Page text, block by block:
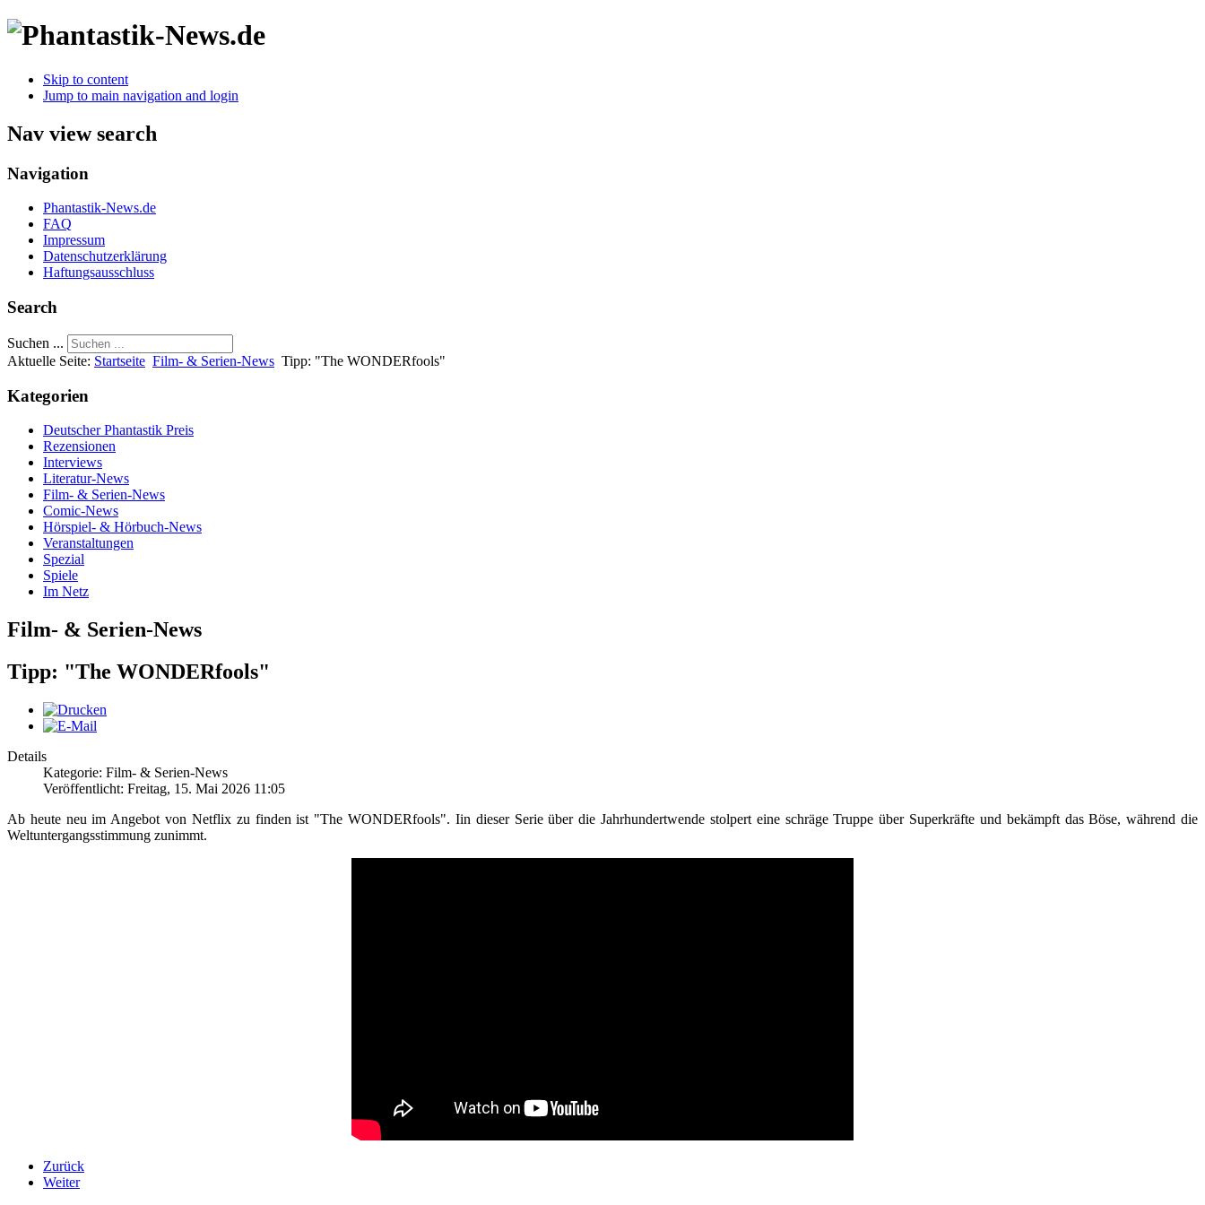
Skip to content
Jump to main navigation and login
Nav view search
Navigation
Phantastik-News.de
FAQ
Impressum
Datenschutzerklärung
Haftungsausschluss
Search
Suchen ...
Aktuelle Seite: Startseite Film- & Serien-News Tipp: "The WONDERfools"
Kategorien
Deutscher Phantastik Preis
Rezensionen
Interviews
Literatur-News
Film- & Serien-News
Comic-News
Hörspiel- & Hörbuch-News
Veranstaltungen
Spezial
Spiele
Im Netz
Film- & Serien-News
Tipp: "The WONDERfools"
Details
Kategorie: Film- & Serien-News
Veröffentlicht: Freitag, 15. Mai 2026 11:05
Ab heute neu im Angebot von Netflix zu finden ist "The WONDERfools". Iin dieser Serie über die Jahrhundertwende stolpert eine schräge Truppe über Superkräfte und bekämpft das Böse, während die
Weltuntergangsstimmung zunimmt.
Zurück
Weiter